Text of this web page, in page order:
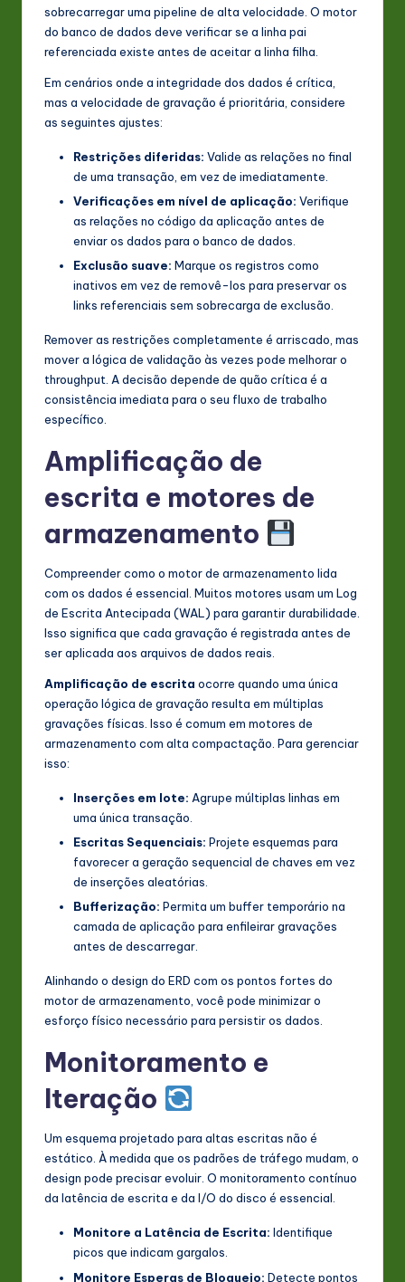
sobrecarregar uma pipeline de alta velocidade. O motor
do banco de dados deve verificar se a linha pai
referenciada existe antes de aceitar a linha filha.
Em cenários onde a integridade dos dados é crítica,
mas a velocidade de gravação é prioritária, considere
as seguintes ajustes:
Restrições diferidas: Valide as relações no final
de uma transação, em vez de imediatamente.
Verificações em nível de aplicação: Verifique
as relações no código da aplicação antes de
enviar os dados para o banco de dados.
Exclusão suave: Marque os registros como
inativos em vez de removê-los para preservar os
links referenciais sem sobrecarga de exclusão.
Remover as restrições completamente é arriscado, mas
mover a lógica de validação às vezes pode melhorar o
throughput. A decisão depende de quão crítica é a
consistência imediata para o seu fluxo de trabalho
específico.
Amplificação de
escrita e motores de
armazenamento
Compreender como o motor de armazenamento lida
com os dados é essencial. Muitos motores usam um Log
de Escrita Antecipada (WAL) para garantir durabilidade.
Isso significa que cada gravação é registrada antes de
ser aplicada aos arquivos de dados reais.
Amplificação de escrita ocorre quando uma única
operação lógica de gravação resulta em múltiplas
gravações físicas. Isso é comum em motores de
armazenamento com alta compactação. Para gerenciar
isso:
Inserções em lote: Agrupe múltiplas linhas em
uma única transação.
Escritas Sequenciais: Projete esquemas para
favorecer a geração sequencial de chaves em vez
de inserções aleatórias.
Bufferização: Permita um buffer temporário na
camada de aplicação para enfileirar gravações
antes de descarregar.
Alinhando o design do ERD com os pontos fortes do
motor de armazenamento, você pode minimizar o
esforço físico necessário para persistir os dados.
Monitoramento e
Iteração
Um esquema projetado para altas escritas não é
estático. À medida que os padrões de tráfego mudam, o
design pode precisar evoluir. O monitoramento contínuo
da latência de escrita e da I/O do disco é essencial.
Monitore a Latência de Escrita: Identifique
picos que indicam gargalos.
Monitore Esperas de Bloqueio: Detecte pontos